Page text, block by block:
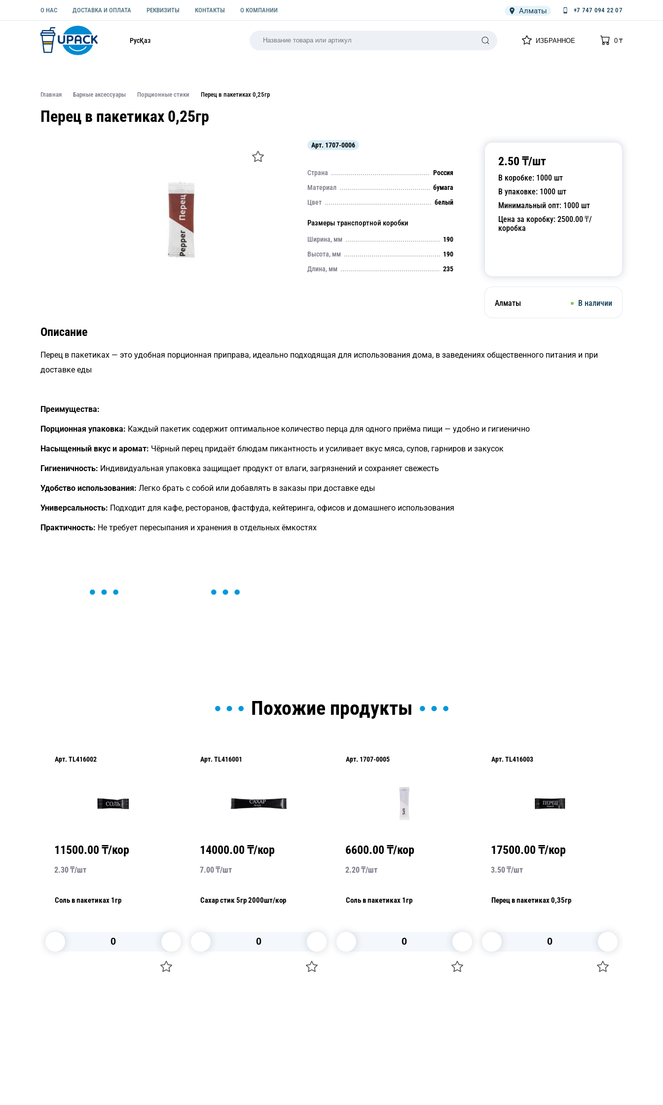
О НАС ДОСТАВКА И ОПЛАТА РЕКВИЗИТЫ КОНТАКТЫ О КОМПАНИИ Алматы +7 747 094 22 07
РусҚаз ИЗБРАННОЕ
0
0₸
Главная Барные аксессуары Порционные стики Перец в пакетиках 0,25гр
Перец в пакетиках 0,25гр
2.50 ₸/шт
В коробке: 1000 шт
В упаковке: 1000 шт
Минимальный опт: 1000 шт
Цена за коробку: 2500.00₸/
коробка
Алматы В наличии
Арт. 1707-0006
Страна
Россия
Материал
бумага
Цвет
белый
Размеры транспортной коробки
Ширина, мм
190
Высота, мм
190
Длина, мм
235
Описание
Перец в пакетиках — это удобная порционная приправа, идеально подходящая для использования дома, в заведениях общественного питания и при
доставке еды
Преимущества:
Порционная упаковка: Каждый пакетик содержит оптимальное количество перца для одного приёма пищи — удобно и гигиенично
Насыщенный вкус и аромат: Чёрный перец придаёт блюдам пикантность и усиливает вкус мяса, супов, гарниров и закусок
Гигиеничность: Индивидуальная упаковка защищает продукт от влаги, загрязнений и сохраняет свежесть
Удобство использования: Легко брать с собой или добавлять в заказы при доставке еды
Универсальность: Подходит для кафе, ресторанов, фастфуда, кейтеринга, офисов и домашнего использования
Практичность: Не требует пересыпания и хранения в отдельных ёмкостях
Похожие продукты
Арт. TL416002
11500.00 ₸/кор
2.30₸/шт
Соль в пакетиках 1гр
Арт. TL416001
14000.00 ₸/кор
7.00₸/шт
Сахар стик 5гр 2000шт/кор
Арт. 1707-0005
6600.00 ₸/кор
2.20₸/шт
Соль в пакетиках 1гр
Арт. TL416003
17500.00 ₸/кор
3.50₸/шт
Перец в пакетиках 0,35гр